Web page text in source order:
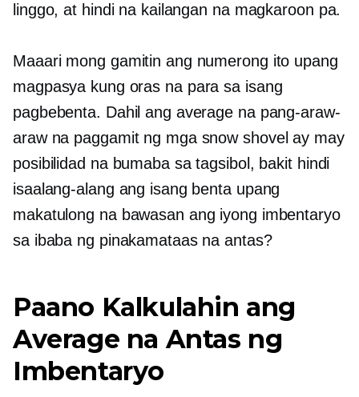
linggo, at hindi na kailangan na magkaroon pa.
Maaari mong gamitin ang numerong ito upang
magpasya kung oras na para sa isang
pagbebenta. Dahil ang average na pang-araw-
araw na paggamit ng mga snow shovel ay may
posibilidad na bumaba sa tagsibol, bakit hindi
isaalang-alang ang isang benta upang
makatulong na bawasan ang iyong imbentaryo
sa ibaba ng pinakamataas na antas?
Paano Kalkulahin ang
Average na Antas ng
Imbentaryo